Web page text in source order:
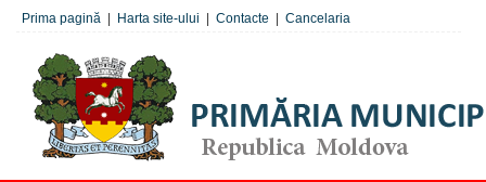
Prima pagină Harta site-ului Contacte Cancelaria